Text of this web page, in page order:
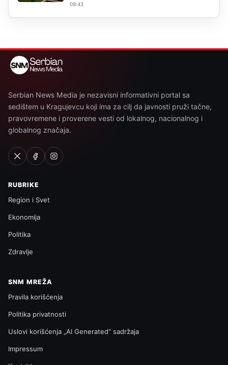
09:43
Serbian News Media je nezavisni informativni portal sa
sedištem u Kragujevcu koji ima za cilj da javnosti pruži tačne,
pravovremene i proverene vesti od lokalnog, nacionalnog i
globalnog značaja.
RUBRIKE
Region i Svet
Ekonomija
Politika
Zdravlje
SNM MREŽA
Pravila korišćenja
Politika privatnosti
Uslovi korišćenja „AI Generated“ sadržaja
Impressum